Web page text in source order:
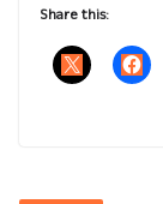
Share this: